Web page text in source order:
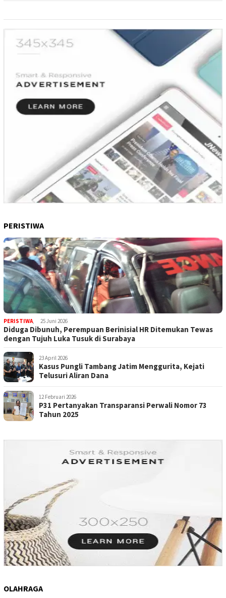
PERISTIWA
PERISTIWA 25 Juni 2026
Diduga Dibunuh, Perempuan Berinisial HR Ditemukan Tewas
dengan Tujuh Luka Tusuk di Surabaya
23 April 2026
Kasus Pungli Tambang Jatim Menggurita, Kejati
Telusuri Aliran Dana
12 Februari 2026
P31 Pertanyakan Transparansi Perwali Nomor 73
Tahun 2025
OLAHRAGA